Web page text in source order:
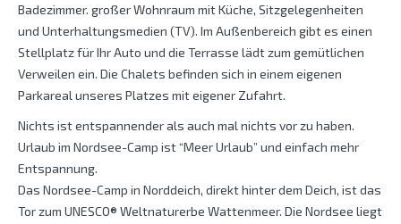
Badezimmer. großer Wohnraum mit Küche, Sitzgelegenheiten
und Unterhaltungsmedien (TV). Im Außenbereich gibt es einen
Stellplatz für Ihr Auto und die Terrasse lädt zum gemütlichen
Verweilen ein. Die Chalets befinden sich in einem eigenen
Parkareal unseres Platzes mit eigener Zufahrt.
Nichts ist entspannender als auch mal nichts vor zu haben.
Urlaub im Nordsee-Camp ist “Meer Urlaub” und einfach mehr
Entspannung.
Das Nordsee-Camp in Norddeich, direkt hinter dem Deich, ist das
Tor zum UNESCO® Weltnaturerbe Wattenmeer. Die Nordsee liegt